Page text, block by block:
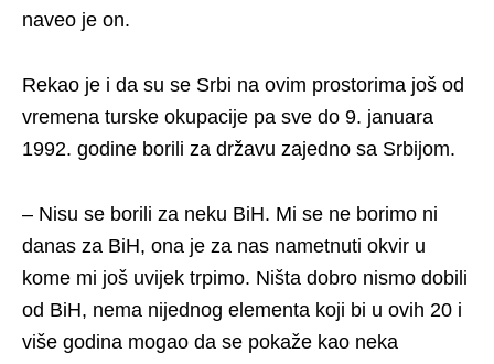
naveo je on.
Rekao je i da su se Srbi na ovim prostorima još od
vremena turske okupacije pa sve do 9. januara
1992. godine borili za državu zajedno sa Srbijom.
– Nisu se borili za neku BiH. Mi se ne borimo ni
danas za BiH, ona je za nas nametnuti okvir u
kome mi još uvijek trpimo. Ništa dobro nismo dobili
od BiH, nema nijednog elementa koji bi u ovih 20 i
više godina mogao da se pokaže kao neka